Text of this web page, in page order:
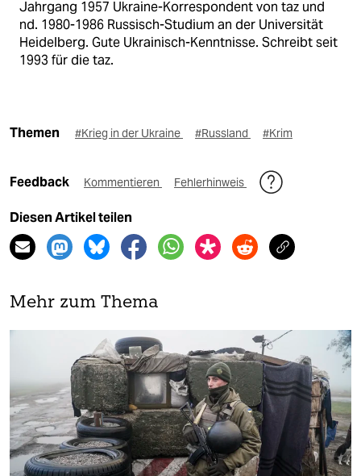
Jahrgang 1957 Ukraine-Korrespondent von taz und
nd. 1980-1986 Russisch-Studium an der Universität
Heidelberg. Gute Ukrainisch-Kenntnisse. Schreibt seit
1993 für die taz.
Themen #Krieg in der Ukraine #Russland #Krim
Feedback Kommentieren Fehlerhinweis
Diesen Artikel teilen
Mehr zum Thema